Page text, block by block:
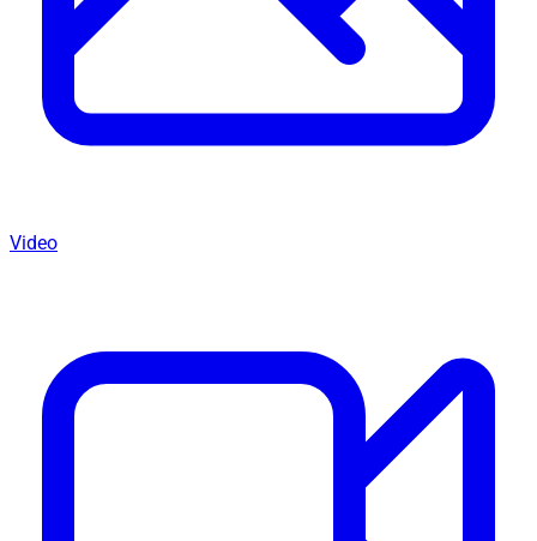
Video